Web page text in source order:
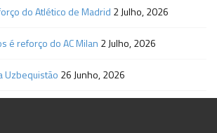
do Atlético de Madrid 2 Julho, 2026
é reforço do AC Milan 2 Julho, 2026
Uzbequistão 26 Junho, 2026